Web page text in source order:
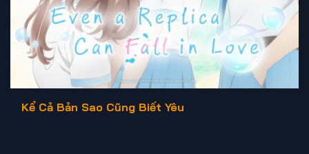
Kể Cả Bản Sao Cũng Biết Yêu